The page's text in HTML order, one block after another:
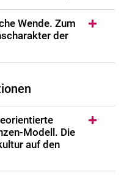
Wende. Zum
der
Modell. Die
auf den